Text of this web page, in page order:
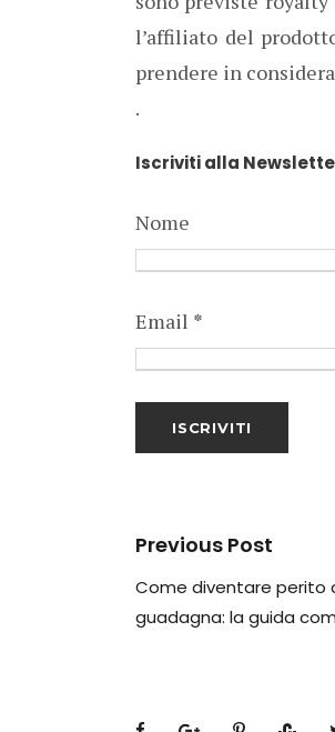
l’affiliato del
prendere in
.
Iscriviti alla
Nome
Email *
Previous Post
Come diventare perito
guadagna: la guida